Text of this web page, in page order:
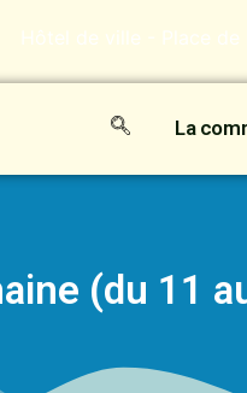
Hôtel de ville - Place de
La
(du 11